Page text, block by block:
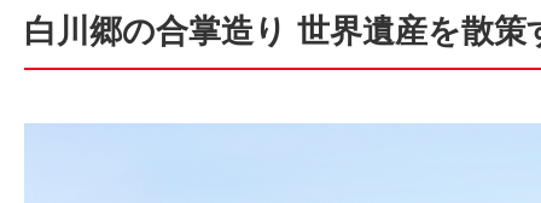
白川郷の合掌造り 世界遺産を散策